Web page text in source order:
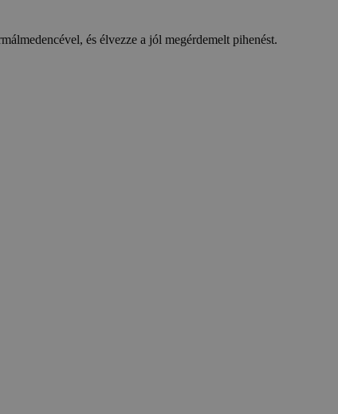
és élvezze a jól megérdemelt pihenést.